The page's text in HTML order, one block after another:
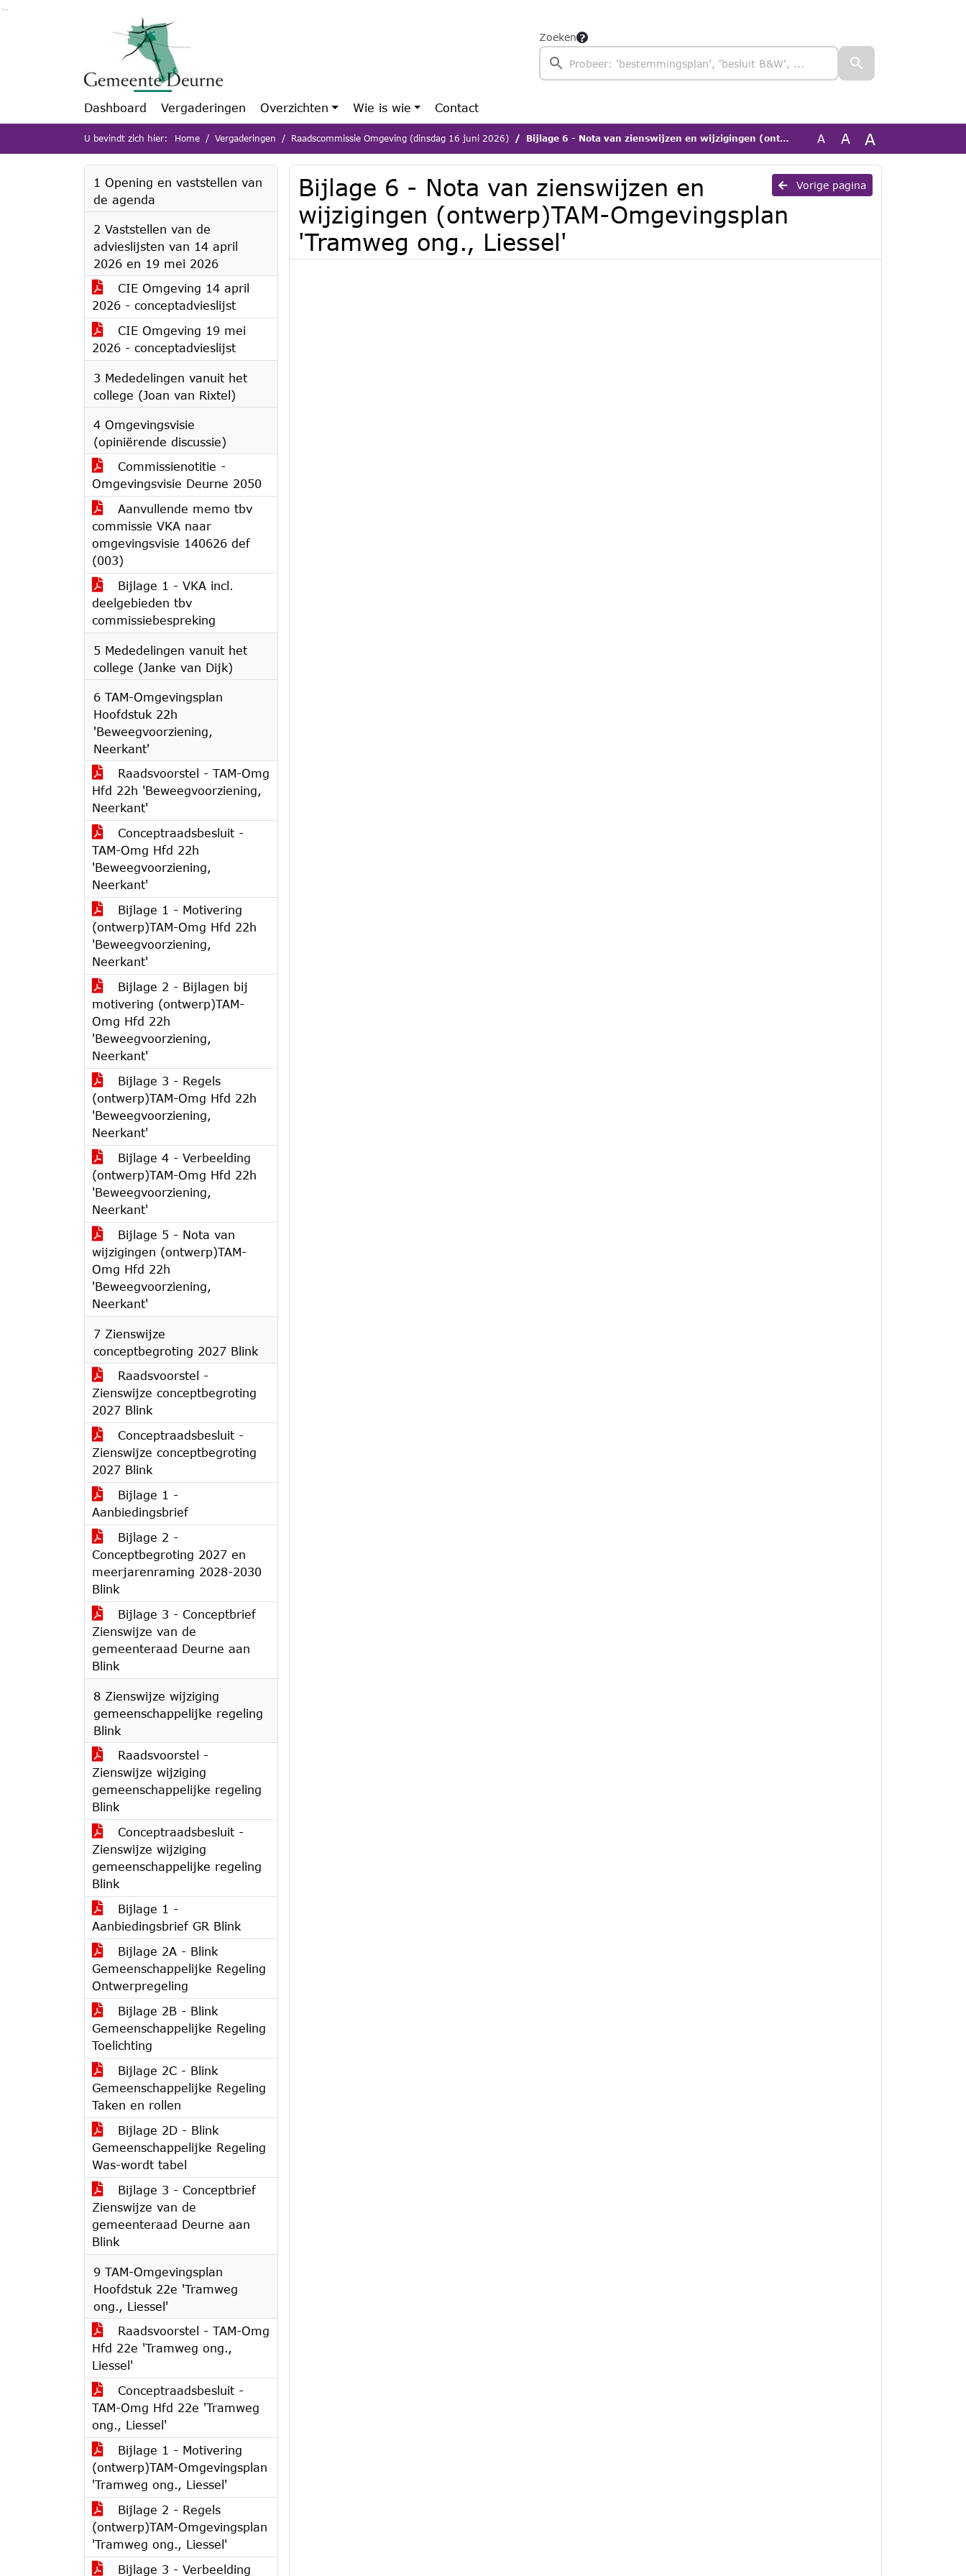
Ga naar de inhoud van deze pagina
Zoeken
Dashboard Vergaderingen Overzichten Wie is wie Contact
U bevindt zich hier: Home Vergaderingen Raadscommissie Omgeving (dinsdag 16 juni 2026) Bijlage 6 - Nota van zienswijzen en wijzigingen (ontwerp)TAM-Omgevingsplan 'Tramweg ong., Liessel' A A A
1 Opening en vaststellen van
de agenda
2 Vaststellen van de
advieslijsten van 14 april
2026 en 19 mei 2026
CIE Omgeving 14 april
2026 - conceptadvieslijst
CIE Omgeving 19 mei
2026 - conceptadvieslijst
3 Mededelingen vanuit het
college (Joan van Rixtel)
4 Omgevingsvisie
(opiniërende discussie)
Commissienotitie -
Omgevingsvisie Deurne 2050
Aanvullende memo tbv
commissie VKA naar
omgevingsvisie 140626 def
(003)
Bijlage 1 - VKA incl.
deelgebieden tbv
commissiebespreking
5 Mededelingen vanuit het
college (Janke van Dijk)
6 TAM-Omgevingsplan
Hoofdstuk 22h
'Beweegvoorziening,
Neerkant'
Raadsvoorstel - TAM-Omg
Hfd 22h 'Beweegvoorziening,
Neerkant'
Conceptraadsbesluit -
TAM-Omg Hfd 22h
'Beweegvoorziening,
Neerkant'
Bijlage 1 - Motivering
(ontwerp)TAM-Omg Hfd 22h
'Beweegvoorziening,
Neerkant'
Bijlage 2 - Bijlagen bij
motivering (ontwerp)TAM-
Omg Hfd 22h
'Beweegvoorziening,
Neerkant'
Bijlage 3 - Regels
(ontwerp)TAM-Omg Hfd 22h
'Beweegvoorziening,
Neerkant'
Bijlage 4 - Verbeelding
(ontwerp)TAM-Omg Hfd 22h
'Beweegvoorziening,
Neerkant'
Bijlage 5 - Nota van
wijzigingen (ontwerp)TAM-
Omg Hfd 22h
'Beweegvoorziening,
Neerkant'
7 Zienswijze
conceptbegroting 2027 Blink
Raadsvoorstel -
Zienswijze conceptbegroting
2027 Blink
Conceptraadsbesluit -
Zienswijze conceptbegroting
2027 Blink
Bijlage 1 -
Aanbiedingsbrief
Bijlage 2 -
Conceptbegroting 2027 en
meerjarenraming 2028-2030
Blink
Bijlage 3 - Conceptbrief
Zienswijze van de
gemeenteraad Deurne aan
Blink
8 Zienswijze wijziging
gemeenschappelijke regeling
Blink
Raadsvoorstel -
Zienswijze wijziging
gemeenschappelijke regeling
Blink
Conceptraadsbesluit -
Zienswijze wijziging
gemeenschappelijke regeling
Blink
Bijlage 1 -
Aanbiedingsbrief GR Blink
Bijlage 2A - Blink
Gemeenschappelijke Regeling
Ontwerpregeling
Bijlage 2B - Blink
Gemeenschappelijke Regeling
Toelichting
Bijlage 2C - Blink
Gemeenschappelijke Regeling
Taken en rollen
Bijlage 2D - Blink
Gemeenschappelijke Regeling
Was-wordt tabel
Bijlage 3 - Conceptbrief
Zienswijze van de
gemeenteraad Deurne aan
Blink
9 TAM-Omgevingsplan
Hoofdstuk 22e 'Tramweg
ong., Liessel'
Raadsvoorstel - TAM-Omg
Hfd 22e 'Tramweg ong.,
Liessel'
Conceptraadsbesluit -
TAM-Omg Hfd 22e 'Tramweg
ong., Liessel'
Bijlage 1 - Motivering
(ontwerp)TAM-Omgevingsplan
'Tramweg ong., Liessel'
Bijlage 2 - Regels
(ontwerp)TAM-Omgevingsplan
'Tramweg ong., Liessel'
Bijlage 3 - Verbeelding
Vorige pagina
Bijlage 6 - Nota van zienswijzen en
wijzigingen (ontwerp)TAM-Omgevingsplan
'Tramweg ong., Liessel'